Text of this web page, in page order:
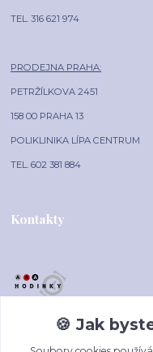
TEL. 316 621 974
PRODEJNA PRAHA:
PETRŽÍLKOVA 2451
158 00 PRAHA 13
POLIKLINIKA LÍPA CENTRUM
TEL. 602 381 884
Kontakty
AAA-HODINKY.CZ
🍪 Jak